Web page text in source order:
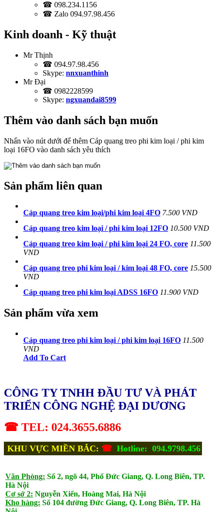
☎ 098.234.1156
☎ Zalo 094.97.98.456
Kinh doanh - Kỹ thuật
Mr Thịnh
☎ 094.97.98.456
Skype: nnxuanthinh
Mr Đại
☎ 0982228599
Skype: ngxuandai8599
Thêm vào danh sách bạn muốn
Nhấn vào nút dưới để thêm Cáp quang treo phi kim loại / phi kim
loại 16FO vào danh sách yêu thích
Sản phẩm liên quan
Cáp quang treo kim loại/phi kim loại 4FO 7.500 VND
Cáp quang treo kim loại / phi kim loại 12FO 10.500 VND
Cáp quang treo kim loại / phi kim loại 24 FO, core 11.500
VND
Cáp quang treo phi kim loại / kim loại 48 FO, core 15.500
VND
Cáp quang treo phi kim loại ADSS 16FO 11.900 VND
Sản phẩm vừa xem
Cáp quang treo phi kim loại / phi kim loại 16FO 11.500
VND
Add To Cart
CÔNG TY TNHH ĐẦU TƯ VÀ PHÁT
TRIỂN CÔNG NGHỆ ĐẠI DƯƠNG
☎ TEL: 024.3655.6886
KHU VỰC MIỀN BẮC: ☎ Hotline: 094.9798.456
Văn Phòng: Số 2, ngõ 44, Phố Đức Giang, Q. Long Biên, TP.
Hà Nội
Cơ sở 2: Nguyễn Xiển, Hoàng Mai, Hà Nội
Kho hàng: Số 104 đường Đức Giang, Q. Long Biên, TP. Hà